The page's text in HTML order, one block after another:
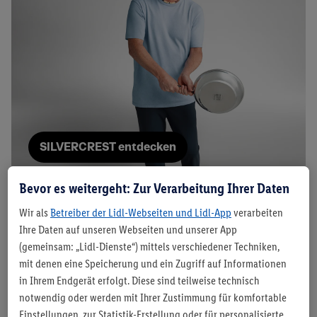
SILVERCREST entdecken
Deine Küche – das Herz deines
Zuhauses.
Ob der erste Kaffee am Morgen oder die letzte
Mahlzeit des Tages: In der Küche erwacht das
Bevor es weitergeht: Zur Verarbeitung Ihrer Daten
Wir als Betreiber der Lidl-Webseiten und Lidl-App verarbeiten
Ihre Daten auf unseren Webseiten und unserer App
(gemeinsam: „Lidl-Dienste“) mittels verschiedener Techniken,
mit denen eine Speicherung und ein Zugriff auf Informationen
in Ihrem Endgerät erfolgt. Diese sind teilweise technisch
notwendig oder werden mit Ihrer Zustimmung für komfortable